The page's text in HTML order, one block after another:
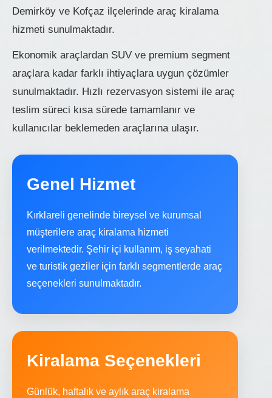
Demirköy ve Kofçaz ilçelerinde araç kiralama
hizmeti sunulmaktadır.
Ekonomik araçlardan SUV ve premium segment
araçlara kadar farklı ihtiyaçlara uygun çözümler
sunulmaktadır. Hızlı rezervasyon sistemi ile araç
teslim süreci kısa sürede tamamlanır ve
kullanıcılar beklemeden araçlarına ulaşır.
Genel Hizmet
Kırklareli genelinde bireysel ve kurumsal
müşterilere araç kiralama hizmeti
verilmektedir. Şehir içi kullanım, iş seyahati
ve turistik geziler için farklı segmentlerde araç
seçenekleri sunulmaktadır.
Kiralama Seçenekleri
Günlük, haftalık ve aylık araç kiralama